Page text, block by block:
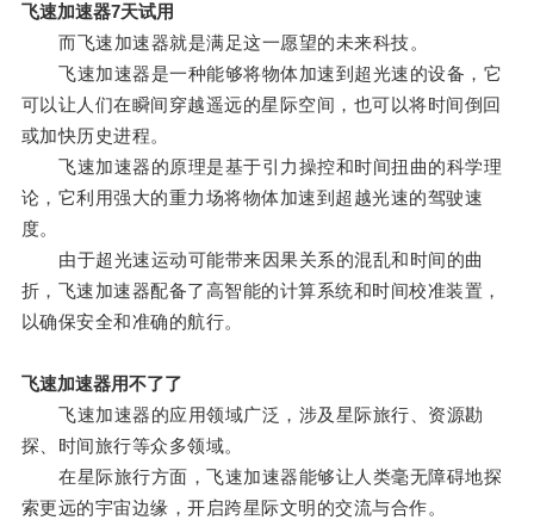
飞速加速器7天试用
而飞速加速器就是满足这一愿望的未来科技。
飞速加速器是一种能够将物体加速到超光速的设备，它
可以让人们在瞬间穿越遥远的星际空间，也可以将时间倒回
或加快历史进程。
飞速加速器的原理是基于引力操控和时间扭曲的科学理
论，它利用强大的重力场将物体加速到超越光速的驾驶速
度。
由于超光速运动可能带来因果关系的混乱和时间的曲
折，飞速加速器配备了高智能的计算系统和时间校准装置，
以确保安全和准确的航行。
飞速加速器用不了了
飞速加速器的应用领域广泛，涉及星际旅行、资源勘
探、时间旅行等众多领域。
在星际旅行方面，飞速加速器能够让人类毫无障碍地探
索更远的宇宙边缘，开启跨星际文明的交流与合作。